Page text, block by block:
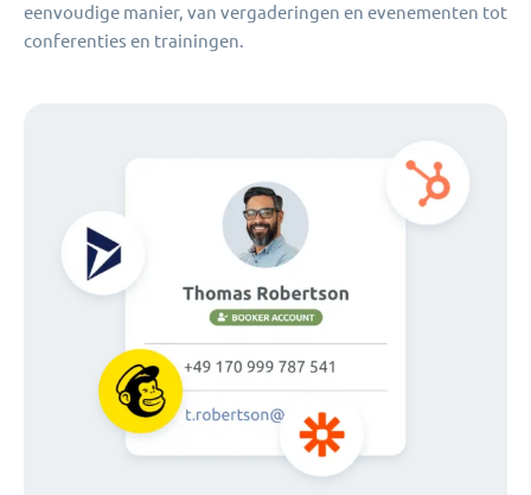
eenvoudige manier, van vergaderingen en evenementen tot
conferenties en trainingen.